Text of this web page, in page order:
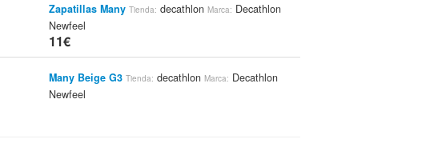
Zapatillas Many Tienda: decathlon Marca: Decathlon
Newfeel
11€
Many Beige G3 Tienda: decathlon Marca: Decathlon
Newfeel